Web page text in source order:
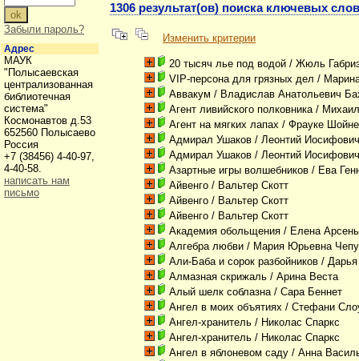
1306 результат(ов) поиска ключевых
Изменить критерии
20 тысяч лье под водой / Жюль
VIP-персона для грязных дел /
Аввакум / Владислав Анатольевич
Агент ливийского полковника/ Михаил
Агент на мягких лапах / Фрауке
Адмирал Ушаков / Леонтий
Адмирал Ушаков / Леонтий
Азартные игры волшебников / Ева
Айвенго / Вальтер Скотт
Айвенго / Вальтер Скотт
Айвенго / Вальтер Скотт
Академия обольщения / Елена
Алгебра любви / Мария Юрьевна
Али-Баба и сорок разбойников /
Алмазная скрижаль / Арина Веста
Алый шелк соблазна/ Сара Беннет
Ангел в моих объятиях / Стефани
Ангел-хранитель / Николас Спаркс
Ангел-хранитель / Николас Спаркс
Ангел в яблоневом саду / Анна
Забыли пароль?
Адрес
МАУК
"Полысаевская
централизованная
библиотечная
система"
Космонавтов д.53
652560 Полысаево
Россия
+7 (38456) 4-40-97,
4-40-58.
написать нам
письмо